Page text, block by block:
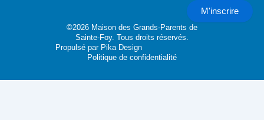
M'inscrire
©2026 Maison des Grands-Parents de
Sainte-Foy. Tous droits réservés.
Propulsé par Pika Design
Politique de confidentialité